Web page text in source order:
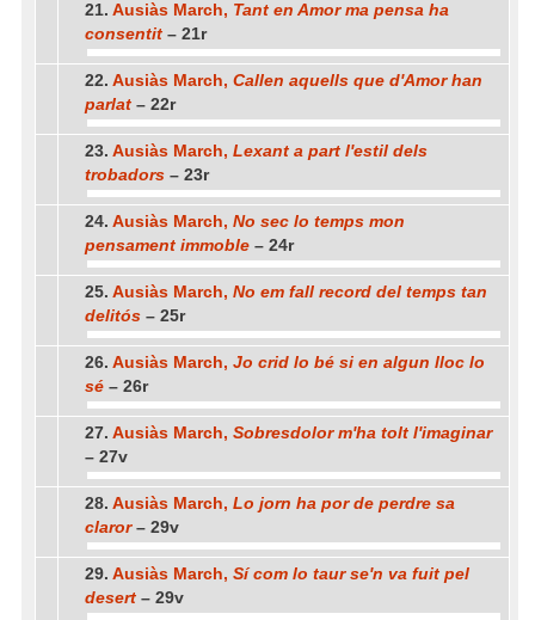
21. Ausiàs March, Tant en Amor ma pensa ha
consentit – 21r
22. Ausiàs March, Callen aquells que d'Amor han
parlat – 22r
23. Ausiàs March, Lexant a part l'estil dels
trobadors – 23r
24. Ausiàs March, No sec lo temps mon
pensament immoble – 24r
25. Ausiàs March, No em fall record del temps tan
delitós – 25r
26. Ausiàs March, Jo crid lo bé si en algun lloc lo
sé – 26r
27. Ausiàs March, Sobresdolor m'ha tolt l'imaginar
– 27v
28. Ausiàs March, Lo jorn ha por de perdre sa
claror– 29v
29. Ausiàs March, Sí com lo taur se'n va fuit pel
desert – 29v